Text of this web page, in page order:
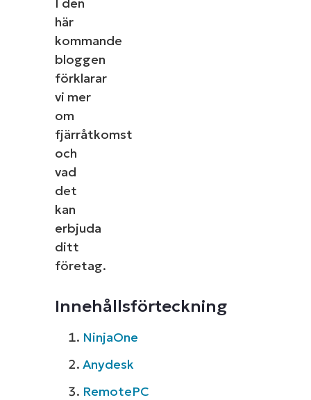
här
kommande
bloggen
förklarar
vi mer
om
fjärråtkomst
och
vad
det
kan
erbjuda
ditt
företag.
Innehållsförteckning
NinjaOne
Anydesk
RemotePC